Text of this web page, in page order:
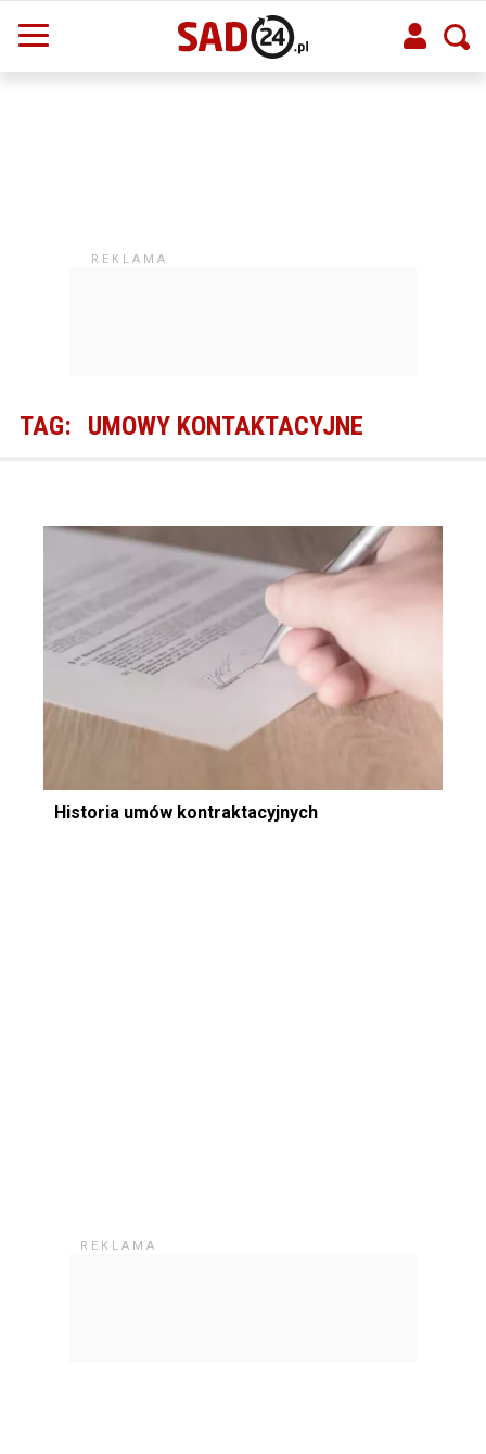
TAG: UMOWY KONTAKTACYJNE
Historia umów kontraktacyjnych